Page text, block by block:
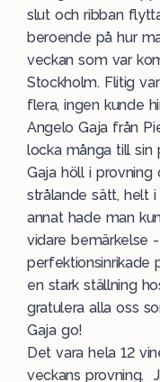
slut och ribban
beroende på hur
veckan som var
Stockholm. Flitig
flera, ingen kunde
Angelo Gaja från
locka många till sin
Gaja höll i
strålande sätt, helt
annat hade man
vidare bemärkelse
perfektionsinrikade
en stark ställning
gratulera alla oss
Gaja go!
Det vara hela 12
veckans provning.